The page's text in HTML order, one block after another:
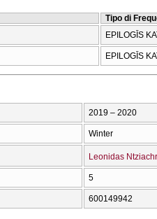
Tipo di
EPILOGĪS
EPILOGĪS
2019 – 2020
Winter
Leonidas
5
600149942